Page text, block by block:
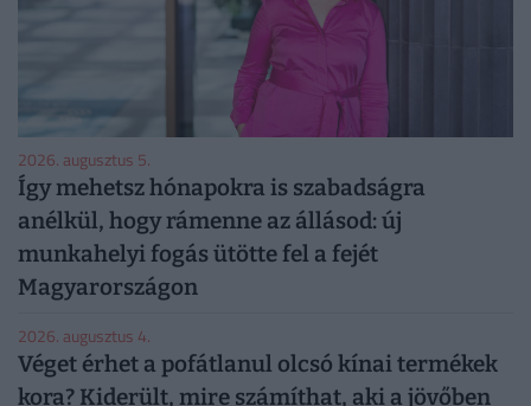
2026. augusztus 5.
Így mehetsz hónapokra is szabadságra
anélkül, hogy rámenne az állásod: új
munkahelyi fogás ütötte fel a fejét
Magyarországon
2026. augusztus 4.
Véget érhet a pofátlanul olcsó kínai termékek
kora? Kiderült, mire számíthat, aki a jövőben